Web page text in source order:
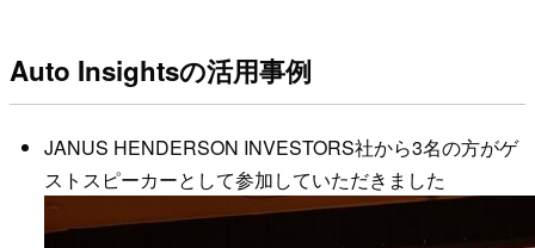
Auto Insightsの活用事例
JANUS HENDERSON INVESTORS社から3名の方がゲ
ストスピーカーとして参加していただきました